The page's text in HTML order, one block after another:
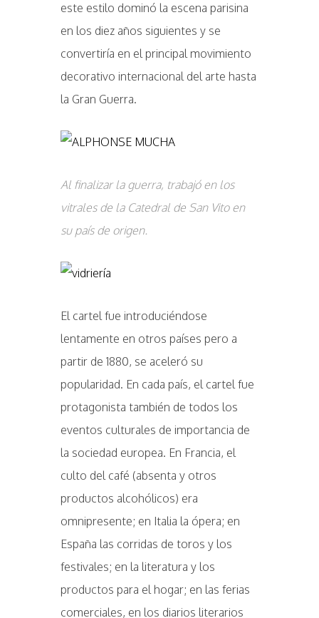
este estilo dominó la escena parisina
en los diez años siguientes y se
convertiría en el principal movimiento
decorativo internacional del arte hasta
la Gran Guerra.
Al finalizar la guerra, trabajó en los
vitrales de la Catedral de San Vito en
su país de origen.
El cartel fue introduciéndose
lentamente en otros países pero a
partir de 1880, se aceleró su
popularidad. En cada país, el cartel fue
protagonista también de todos los
eventos culturales de importancia de
la sociedad europea. En Francia, el
culto del café (absenta y otros
productos alcohólicos) era
omnipresente; en Italia la ópera; en
España las corridas de toros y los
festivales; en la literatura y los
productos para el hogar; en las ferias
comerciales, en los diarios literarios